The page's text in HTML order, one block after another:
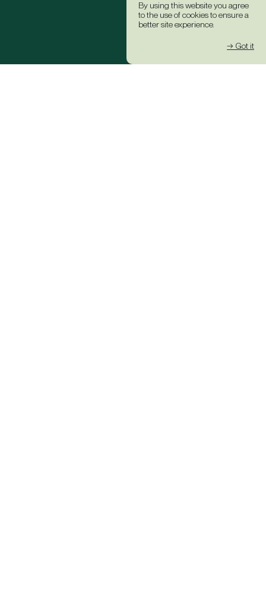
By using this website you agree
to the use of cookies to ensure a
better site experience.
→ Got it